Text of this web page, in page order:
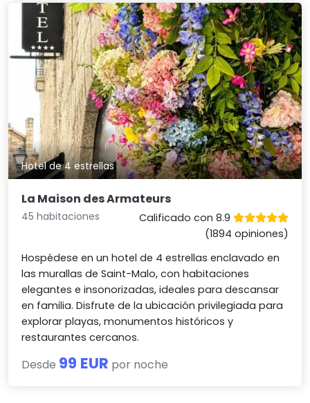
Hotel de 4 estrellas
La Maison des Armateurs
45 habitaciones
Calificado con 8.9
(1894 opiniones)
Hospédese en un hotel de 4 estrellas enclavado en
las murallas de Saint-Malo, con habitaciones
elegantes e insonorizadas, ideales para descansar
en familia. Disfrute de la ubicación privilegiada para
explorar playas, monumentos históricos y
restaurantes cercanos.
Desde 99 EUR por noche